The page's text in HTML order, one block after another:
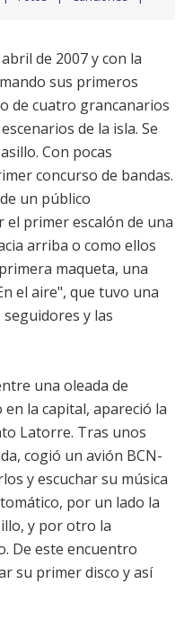
de 2007 y con la
sus primeros
de cuatro grancanarios
de la isla. Se
Con pocas
concurso de bandas.
un público
primer escalón de una
arriba o como ellos
primera maqueta, una
el aire", que tuvo una
y las
una oleada de
la capital, apareció la
Latorre. Tras unos
cogió un avión BCN-
y escuchar su música
por un lado la
y por otro la
De este encuentro
su primer disco y así